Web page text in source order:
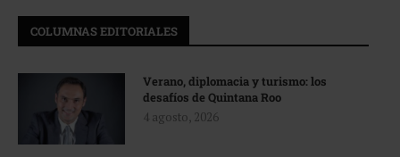
COLUMNAS EDITORIALES
Verano, diplomacia y turismo: los
desafíos de Quintana Roo
4 agosto, 2026